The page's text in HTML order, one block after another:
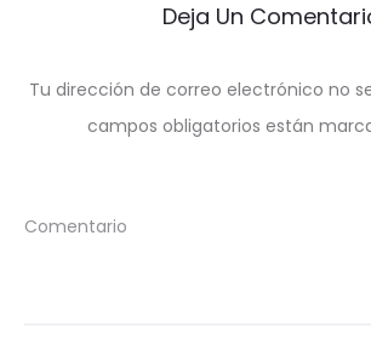
Deja Un
Tu dirección de correo electrónico no
campos obligatorios están
Comentario